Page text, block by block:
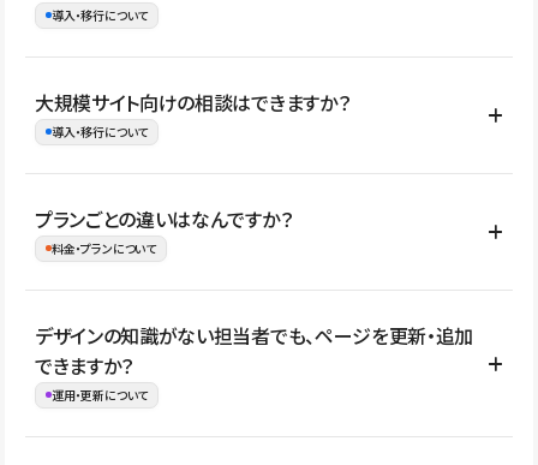
ォリオなど幅広く制作できます。
導入・移行について
はい。既存サイトの構成やコンテンツ、URLを整理したうえで、
Studio上に再構築する形で移行できます。 WordPressの場合は、
イト全体のデザインや設定がそのまま移行されるわけではないた
め、移行後にページ構成やデザイン、CMS設計、URL・リダイレク
大規模サイト向けの相談はできますか？
導入・移行について
はい。アクセス規模が大きいサイトや、複数部門での運用、権限管
理、セキュリティ確認、既存システムとの連携など、個別の要件が
ない段階でも、お問い合わせください。
お問合せはこちら
プランごとの違いはなんですか？
料金・プランについて
公開ページ数、バージョン履歴の期間、CMS利用数の上限、権限
管理の有無などがプランごとに異なります。詳しくは料金プランペ
ージをご覧ください。
デザインの知識がない担当者でも、ページを更新・追加
できますか？
運用・更新について